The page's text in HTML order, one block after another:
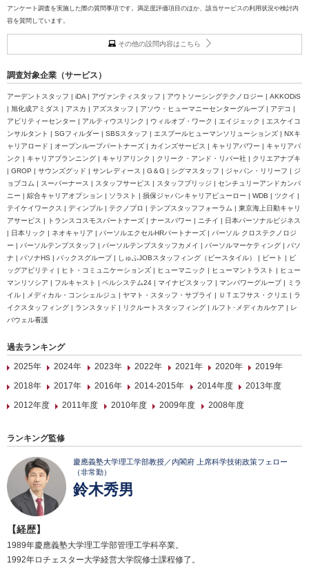
アンケート調査を実施した際の質問事項です。満足度評価項目のほか、該当サービスの利用状況や検討内
容を質問しています。
その他の設問内容はこちら
調査対象企業（サービス）
アーデントスタッフ | iDA | アヴァンティスタッフ | アウトソーシングテクノロジー | AKKODiS
| 旭化成アミダス | アスカ | アズスタッフ | アソウ・ヒューマニーセンターグループ | アデコ |
アビリティーセンター | アルティウスリンク | ウィルオブ・ワーク | エイジェック | エスケイコ
ンサルタント | SGフィルダー | SBSスタッフ | エスプールヒューマンソリューションズ | NXキ
ャリアロード | オープンループパートナーズ | カインズサービス | キャリアパワー | キャリアバ
ンク | キャリアプランニング | キャリアリンク | クリーク・アンド・リバー社 | クリエアナブキ
| GROP | サウンズグッド | サンレディース | G＆G | シグマスタッフ | ジャパン・リリーフ | ジ
ョブコム | スーパーナース | スタッフサービス | スタッフブリッジ | センチュリーアンドカンパ
ニー | 綜合キャリアオプション | ソラスト | 損保ジャパンキャリアビューロー | WDB | ツクイ |
テイケイワークス | ディンプル | テクノプロ | テンプスタッフフォーラム | 東京海上日動キャリ
アサービス | トランスコスモスパートナーズ | ナースパワー | ニチイ | 日本パーソナルビジネス
| 日本リック | ネオキャリア | パーソルエクセルHRパートナーズ | パーソル クロステクノロジ
ー | パーソルテンプスタッフ | パーソルテンプスタッフカメイ | パーソルマーケティング | パソ
ナ | パソナHS | バックスグループ | しゅふJOBスタッフィング（ビースタイル） | ビート | ビ
ッグアビリティ | ヒト・コミュニケーションズ | ヒューマニック | ヒューマントラスト | ヒュー
マンリソシア | フルキャスト | ベルシステム24 | マイナビスタッフ | マンパワーグループ | ミラ
イル | メディカル・コンシェルジュ | ヤマト・スタッフ・サプライ | ＵＴエフサス・クリエ | ラ
イクスタッフィング | ランスタッド | リクルートスタッフィング | ルフト･メディカルケア | レ
バウェル看護
過去ランキング
2025年
2024年 2023年 2022年 2021年 2020年
2019年
2018年
2017年 2016年 2014-2015年 2014年度
2013年度
2012年度
2011年度 2010年度 2009年度 2008年度
ランキング監修
慶應義塾大学理工学部教授／内閣府 上席科学技術政策フェロー
（非常勤）
鈴木秀男
【経歴】
1989年慶應義塾大学理工学部管理工学科卒業。
1992年ロチェスター大学経営大学院修士課程修了。